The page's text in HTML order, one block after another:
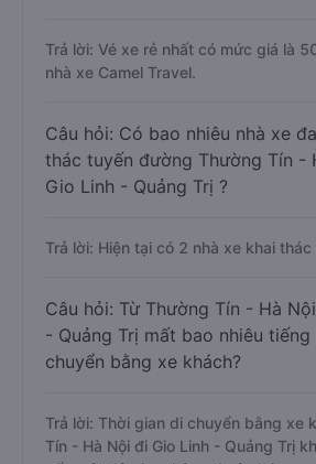
Trả lời: Vé xe rẻ nhất có mức giá là
nhà xe Camel Travel.
Câu hỏi: Có bao nhiêu nhà xe
thác tuyến đường Thường Tín -
Gio Linh - Quảng Trị ?
Trả lời: Hiện tại có 2 nhà xe khai
Câu hỏi: Từ Thường Tín - Hà
- Quảng Trị mất bao nhiêu tiếng
chuyển bằng xe khách?
Trả lời: Thời gian di chuyển bằng xe
Tín - Hà Nội đi Gio Linh - Quảng Trị